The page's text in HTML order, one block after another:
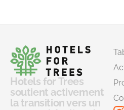
Hotels for Trees
soutient activement
la transition vers un